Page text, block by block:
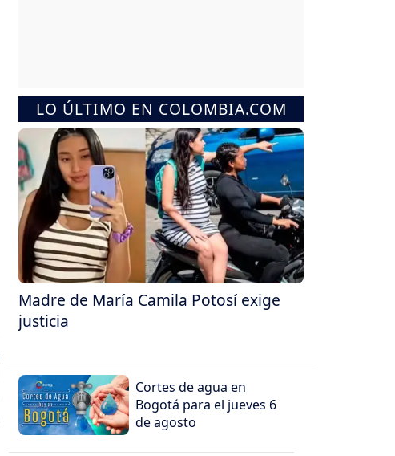
LO ÚLTIMO EN COLOMBIA.COM
Madre de María Camila Potosí exige
justicia
Cortes de agua en
Bogotá para el jueves 6
de agosto